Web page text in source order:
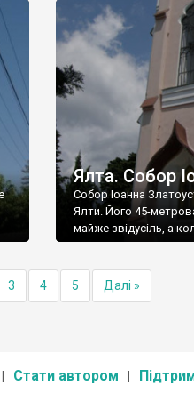
Ялта. Собор
Собор Іоанна
Ялти. Його 45-метрова
майже звідусіль, а
3 4 5 Далі »
Стати автором